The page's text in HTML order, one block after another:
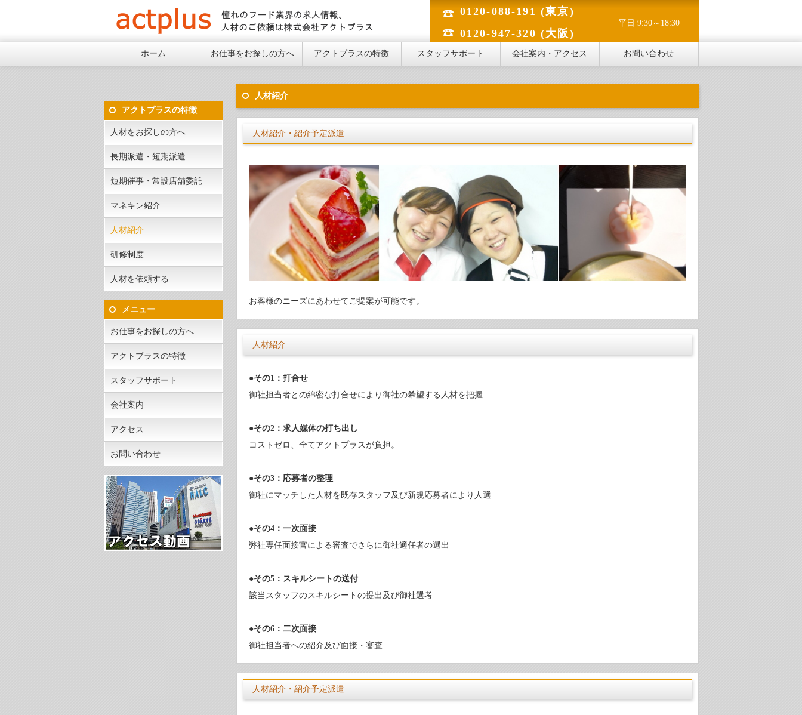
憧れのフード業界の求人情報、人材のご依頼は株式会社アクトプラス
0120-088-191 (東京)
0120-947-320 (大阪)
平日 9:30～18:30
ホーム お仕事をお探しの方へ アクトプラスの特徴 スタッフサポート 会社案内・アクセス お問い合わせ
人材紹介
人材紹介・紹介予定派遣
お客様のニーズにあわせてご提案が可能です。
人材紹介
●その1：打合せ
御社担当者との綿密な打合せにより御社の希望する人材を把握
●その2：求人媒体の打ち出し
コストゼロ、全てアクトプラスが負担。
●その3：応募者の整理
御社にマッチした人材を既存スタッフ及び新規応募者により人選
●その4：一次面接
弊社専任面接官による審査でさらに御社適任者の選出
●その5：スキルシートの送付
該当スタッフのスキルシートの提出及び御社選考
●その6：二次面接
御社担当者への紹介及び面接・審査
人材紹介・紹介予定派遣
アクトプラスの特徴
人材をお探しの方へ
長期派遣・短期派遣
短期催事・常設店舗委託
マネキン紹介
人材紹介
研修制度
人材を依頼する
メニュー
お仕事をお探しの方へ
アクトプラスの特徴
スタッフサポート
会社案内
アクセス
お問い合わせ